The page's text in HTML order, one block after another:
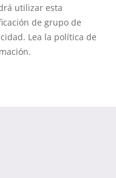
utilizar esta
de grupo de
Lea la política de